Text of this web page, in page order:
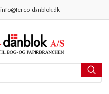
info@ferco-danblok.dk